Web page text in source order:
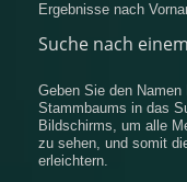
Ergebnisse nach
Suche nach
Geben Sie den
Stammbaums in das
Bildschirms, um alle
zu sehen, und somit
erleichtern.